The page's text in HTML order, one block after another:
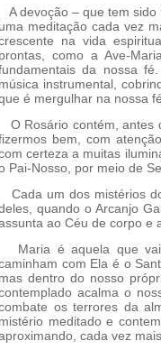
A devoção – que tem sido
uma meditação cada vez
na vida
prontas, como a Ave-
da nossa
música instrumental,
é mergulhar na nossa fé.
O Rosário contém, antes
bem, com
certeza a muitas
Pai-Nosso, por meio de
Cada um dos mistérios
quando o Arcanjo
ao Céu de corpo e
Maria é aquela que vai
com Ela é o
mas dentro do nosso
acalma o
os terrores da
mistério meditado e
cada vez